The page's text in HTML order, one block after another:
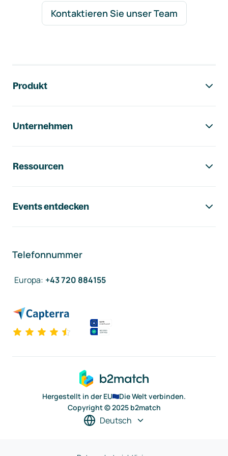
Kontaktieren Sie unser Team
Produkt
Unternehmen
Ressourcen
Events entdecken
Telefonnummer
Europa: +43 720 884155
Hergestellt in der EU
Die Welt verbinden.
Copyright © 2025 b2match
Deutsch